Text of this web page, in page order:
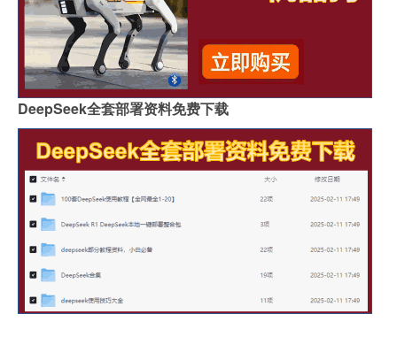
DeepSeek全套部署资料免费下载